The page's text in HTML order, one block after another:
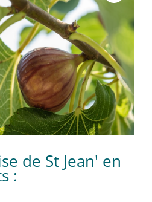
de St Jean' en
: